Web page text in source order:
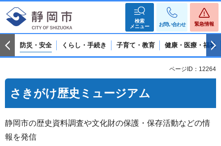
検索
メニュー
お問い合わせ 緊急情報
防災・安全 くらし・手続き 子育て・教育 健康・医療・福祉
ページID：12264
さきがけ歴史ミュージアム
静岡市の歴史資料調査や文化財の保護・保存活動などの情
報を発信